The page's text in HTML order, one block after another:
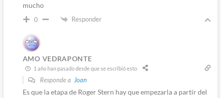
mucho
0 Responder
AMO VEDRAPONTE
1 año han pasado desde que se escribió esto
Responde a Joan
Es que la etapa de Roger Stern hay que empezarla a partir del